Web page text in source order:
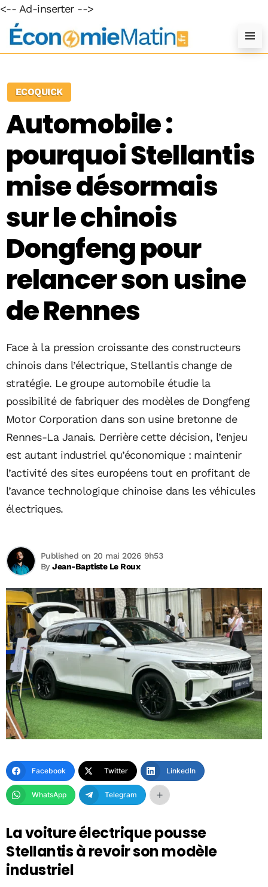
<-- Ad-inserter -->
ECOQUICK
Automobile :
pourquoi Stellantis
mise désormais
sur le chinois
Dongfeng pour
relancer son usine
de Rennes
Face à la pression croissante des constructeurs
chinois dans l’électrique, Stellantischange de
stratégie. Le groupe automobile étudie la
possibilité de fabriquer des modèles de Dongfeng
Motor Corporation dans son usine bretonne de
Rennes-La Janais. Derrière cette décision, l’enjeu
est autant industriel qu’économique : maintenir
l’activité des sites européens tout en profitant de
l’avance technologique chinoise dans les véhicules
électriques.
ByJean-Baptiste Le Roux
Published on 20 mai 2026 9h53
Facebook Twitter LinkedIn
WhatsApp Telegram
La voiture électrique pousse
Stellantis à revoir son modèle
industriel